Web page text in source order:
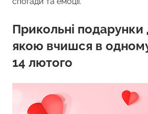
Прикольні подарунки
якою вчишся в
14 лютого